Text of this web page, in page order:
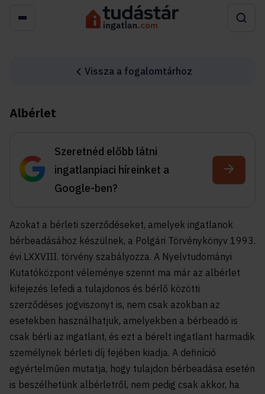
Vissza a fogalomtárhoz
Albérlet
Szeretnéd előbb látni
ingatlanpiaci híreinket a
Google-ben?
Azokat a bérleti szerződéseket, amelyek ingatlanok
bérbeadásához készülnek, a Polgári Törvénykönyv 1993.
évi LXXVIII. törvény szabályozza. A Nyelvtudományi
Kutatóközpont véleménye szerint ma már az albérlet
kifejezés lefedi a tulajdonos és bérlő közötti
szerződéses jogviszonyt is, nem csak azokban az
esetekben használhatjuk, amelyekben a bérbeadó is
csak bérli az ingatlant, és ezt a bérelt ingatlant harmadik
személynek bérleti díj fejében kiadja. A definíció
egyértelműen mutatja, hogy tulajdon bérbeadása esetén
is beszélhetünk albérletről, nem pedig csak akkor, ha